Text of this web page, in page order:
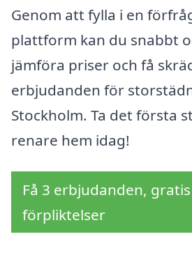
Genom att fylla i en
plattform kan du snabbt
jämföra priser och få
erbjudanden för
Stockholm. Ta det första
renare hem idag!
Få 3 erbjudanden,
förpliktelser